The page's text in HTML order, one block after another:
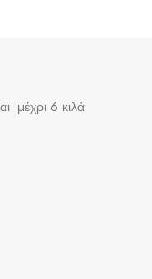
μέχρι 6 κιλά